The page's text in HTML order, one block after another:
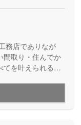
務店でありなが
間取り・住んでか
を叶えられる家
心して暮らせる
るっとお任せした